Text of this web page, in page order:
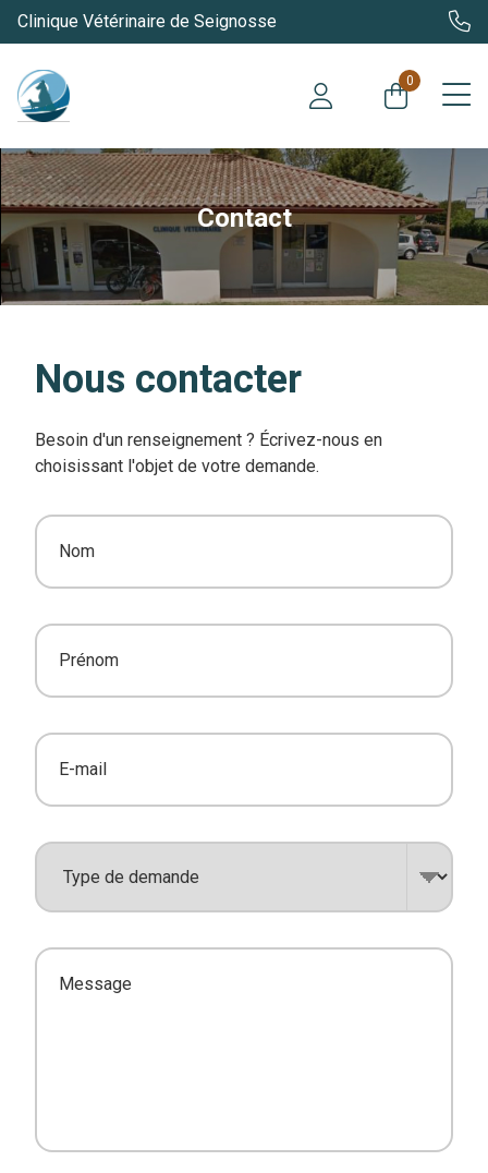
Clinique Vétérinaire de Seignosse
0
Contact
Nous contacter
Besoin d'un renseignement ? Écrivez-nous en
choisissant l'objet de votre demande.